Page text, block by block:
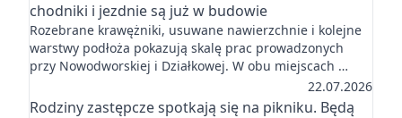
chodniki i jezdnie są już w budowie
Rozebrane krawężniki, usuwane nawierzchnie i kolejne
warstwy podłoża pokazują skalę prac prowadzonych
przy Nowodworskiej i Działkowej. W obu miejscach …
22.07.2026
Rodziny zastępcze spotkają się na pikniku. Będą